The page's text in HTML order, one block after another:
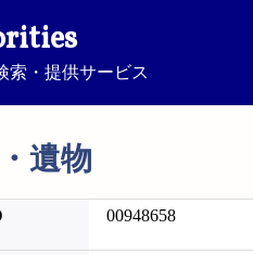
索・提供サービス
遺物
00948658